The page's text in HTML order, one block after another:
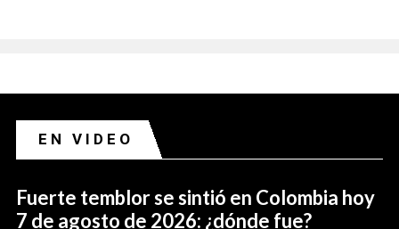
EN VIDEO
Fuerte temblor se sintió en Colombia hoy
7 de agosto de 2026: ¿dónde fue?